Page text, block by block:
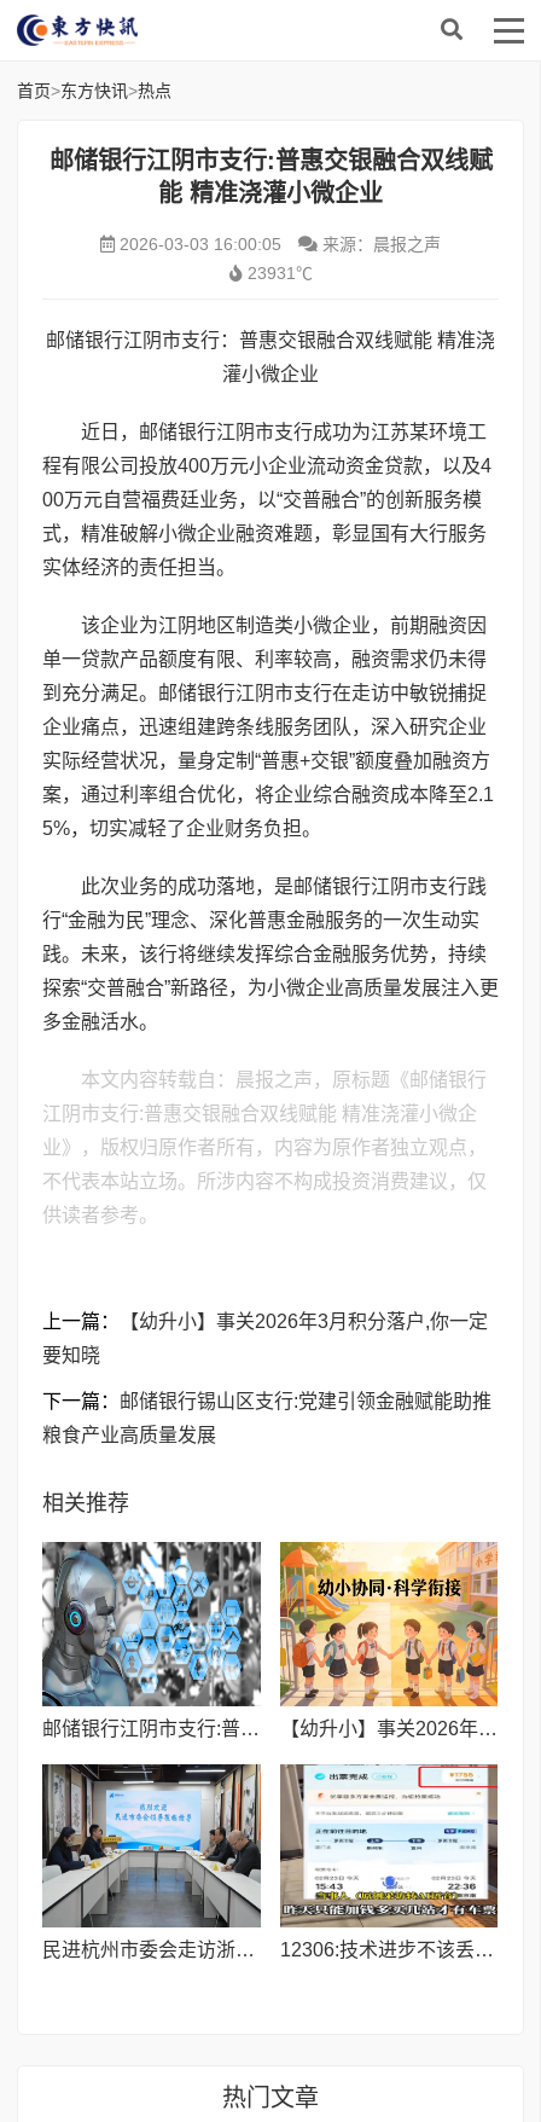
首页>东方快讯>热点
邮储银行江阴市支行:普惠交银融合双线赋
能 精准浇灌小微企业
2026-03-03 16:00:05
来源：晨报之声
23931℃
邮储银行江阴市支行：普惠交银融合双线赋能 精准浇
灌小微企业
近日，邮储银行江阴市支行成功为江苏某环境工
程有限公司投放400万元小企业流动资金贷款，以及4
00万元自营福费廷业务，以“交普融合”的创新服务模
式，精准破解小微企业融资难题，彰显国有大行服务
实体经济的责任担当。
该企业为江阴地区制造类小微企业，前期融资因
单一贷款产品额度有限、利率较高，融资需求仍未得
到充分满足。邮储银行江阴市支行在走访中敏锐捕捉
企业痛点，迅速组建跨条线服务团队，深入研究企业
实际经营状况，量身定制“普惠+交银”额度叠加融资方
案，通过利率组合优化，将企业综合融资成本降至2.1
5%，切实减轻了企业财务负担。
此次业务的成功落地，是邮储银行江阴市支行践
行“金融为民”理念、深化普惠金融服务的一次生动实
践。未来，该行将继续发挥综合金融服务优势，持续
探索“交普融合”新路径，为小微企业高质量发展注入更
多金融活水。
本文内容转载自：晨报之声，原标题《邮储银行
江阴市支行:普惠交银融合双线赋能 精准浇灌小微企
业》，版权归原作者所有，内容为原作者独立观点，
不代表本站立场。所涉内容不构成投资消费建议，仅
供读者参考。
上一篇：
【幼升小】事关2026年3月积分落户,你一定
要知晓
下一篇： 邮储银行锡山区支行:党建引领金融赋能助推
粮食产业高质量发展
相关推荐
邮储银行江阴市支行:普惠交银融合双线赋能 精准浇灌小微企业 【幼升小】事关2026年3月积分落户,你一定要知晓
民进杭州市委会走访浙融媒中心 共探“媒体+教育+文化”融合发展新路径 12306:技术进步不该丢了人性温度,别让规则冷了人心
热门文章